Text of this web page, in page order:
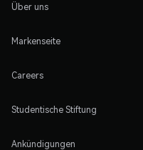
Über uns
Markenseite
Careers
Studentische Stiftung
Ankündigungen